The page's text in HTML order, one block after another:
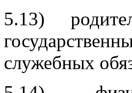
5.13)
служебных